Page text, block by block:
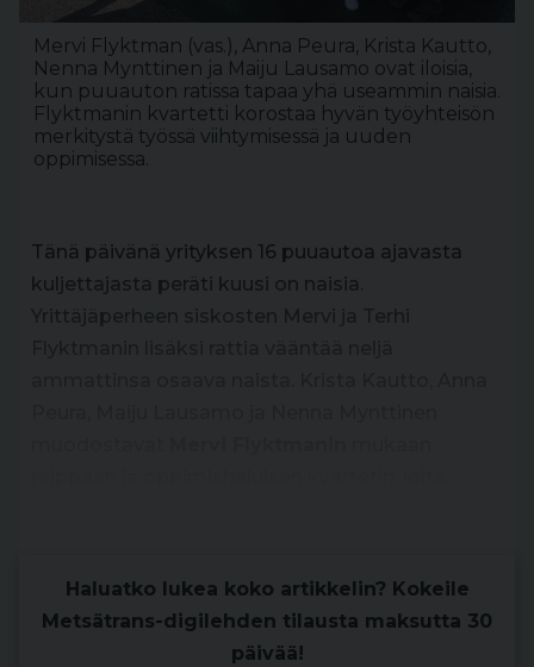
Mervi Flyktman (vas.), Anna Peura, Krista Kautto,
Nenna Mynttinen ja Maiju Lausamo ovat iloisia,
kun puuauton ratissa tapaa yhä useammin naisia.
Flyktmanin kvartetti korostaa hyvän työyhteisön
merkitystä työssä viihtymisessä ja uuden
oppimisessa.
Tänä päivänä yrityksen 16 puuautoa ajavasta
kuljettajasta peräti kuusi on naisia.
Haluatko lukea koko artikkelin? Kokeile
Metsätrans-digilehden tilausta maksutta 30
päivää!